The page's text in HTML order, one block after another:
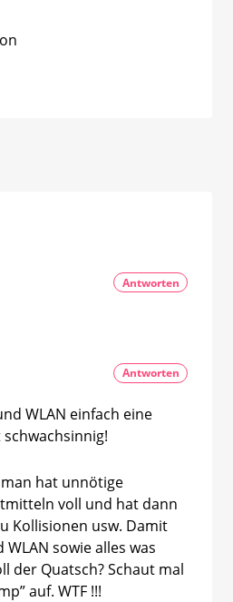
Antworten
WLAN einfach eine
hat unnötige
voll und hat dann
Kollisionen usw. Damit
sowie alles was
der Quatsch? Schaut mal
auf. WTF !!!
Antworten